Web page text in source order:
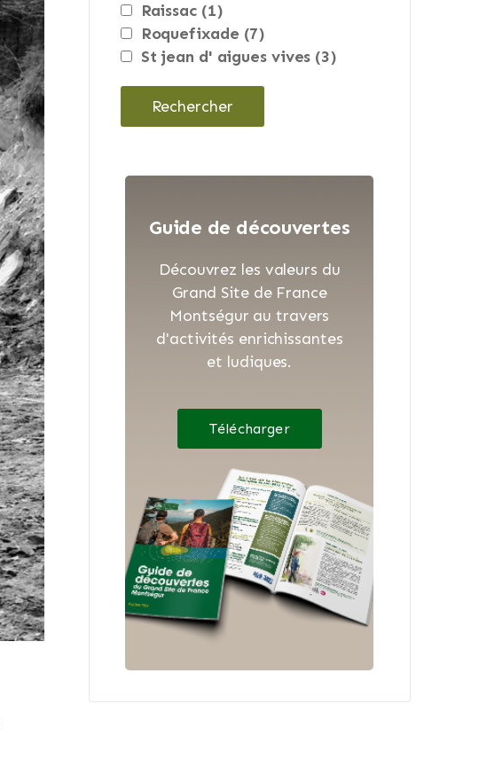
raissac (1)
roquefixade (7)
st jean d' aigues vives (3)
Guide de découvertes
Découvrez les valeurs du
Grand Site de France
Montségur au travers
d'activités enrichissantes
et ludiques.
Télécharger